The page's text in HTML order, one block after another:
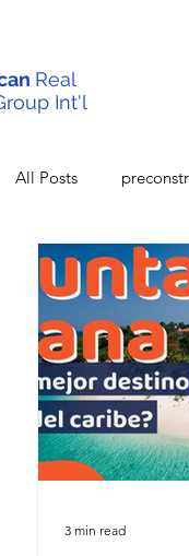
Real
Int'l
All Posts
3 min read